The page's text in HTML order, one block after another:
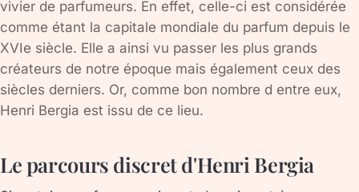
vivier de parfumeurs. En effet, celle-ci est considérée
comme étant la capitale mondiale du parfum depuis le
XVIe siècle. Elle a ainsi vu passer les plus grands
créateurs de notre époque mais également ceux des
siècles derniers. Or, comme bon nombre d entre eux,
Henri Bergia est issu de ce lieu.
Le parcours discret d'Henri Bergia